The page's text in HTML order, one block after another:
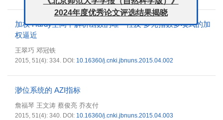
加权 Hardy空间中解析函数的唯一性及 多元指数多项式的加
权逼近
王翠巧 邓冠铁
2015, 51(4): 334. DOI: 10.16360/j.cnki.jbnuns.2015.04.002
渺位系统的 AZI指标
詹福琴 王文涛 蔡俊亮 乔友付
2015, 51(4): 340. DOI: 10.16360/j.cnki.jbnuns.2015.04.003
2024年度优秀论文评选结果揭晓